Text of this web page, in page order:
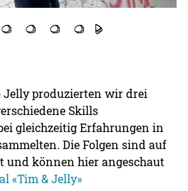
Jelly produzierten wir drei
Skills
gleichzeitig Erfahrungen in
Die Folgen sind auf
und können hier angeschaut
«Tim & Jelly»